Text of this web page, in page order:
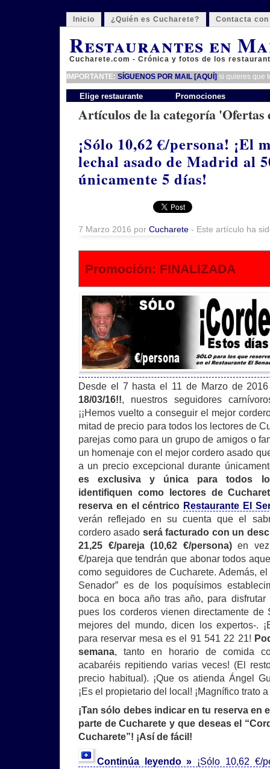
Inicio ¿Quién es Cucharete? Contacta
Restaurantes en
Cucharete.com - Crónica y fotos de los
IMPORTANTE: SÍGUENOS POR MAIL [AQUÍ] si quieres que
Elige restaurante Promociones
Artículos de la categoría 'Ofertas
¡Sólo 10,62 €/persona! ¡El
lechal asado de Madrid al
únicamente 5 días!
7 Marzo 2016 por Cucharete - Este artículo ha
Promoción: FINALIZADA
Desde el 7 hasta el 11 de Marzo de
18/03/16!!, nuestros seguidores
¡¡Hemos vuelto a conseguir el mejor
mitad de precio para todos los lectores de
parejas como para un grupo de amigos o
un homenaje con el mejor cordero asado
a un precio excepcional durante
es exclusiva y única para todos
identifiquen como lectores de
reserva en el céntrico Restaurante El
verán reflejado en su cuenta que el
cordero asado será facturado con un
21,25 €/pareja (10,62 €/persona)en vez
€/pareja que tendrán que abonar todos
como seguidores de Cucharete. Además,
Senador” es de los poquísimos
boca en boca año tras año, para disfrutar
pues los corderos vienen directamente de
mejores del mundo, dicen los expertos-.
para reservar mesa es el 91 541 22 21!
semana, tanto en horario de comida
acabaréis repitiendo varias veces! (El
precio habitual). ¡Que os atienda Ángel
¡Es el propietario del local! ¡Magnífico trato
¡Tan sólo debes indicar en tu reserva en
parte de Cucharete y que deseas el
Cucharete”! ¡Así de fácil!
Continúa leyendo »
¡Sólo 10,62 €/